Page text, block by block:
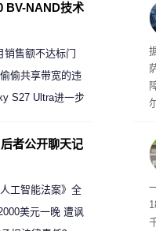
BV-NAND技术
销售额不达标门
偷共享带宽的违
S27 Ultra进一步
者公开聊天记
工智能法案》全
美元一晚 遭讽